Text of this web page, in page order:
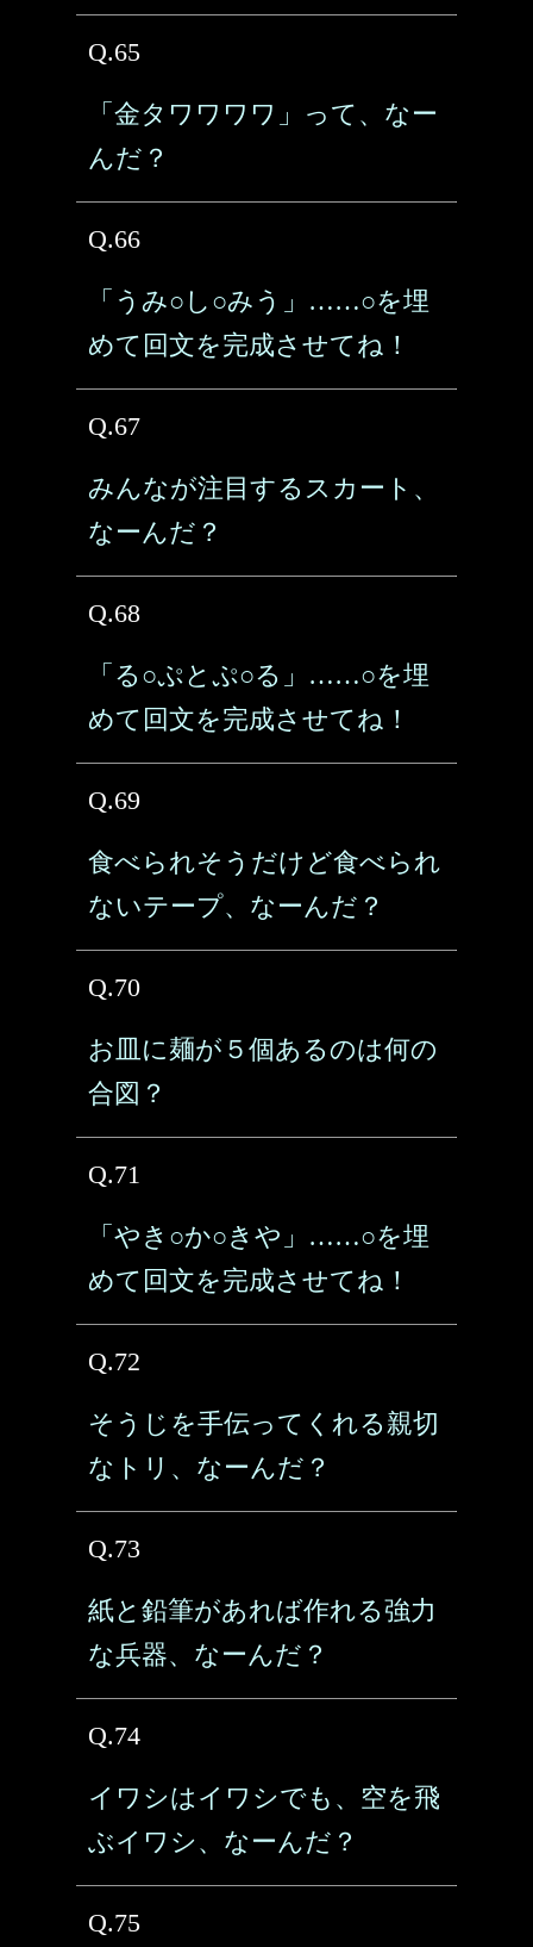
Q.65
「金タワワワワ」って、なー
んだ？
Q.66
「うみ○し○みう」……○を埋
めて回文を完成させてね！
Q.67
みんなが注目するスカート、
なーんだ？
Q.68
「る○ぷとぷ○る」……○を埋
めて回文を完成させてね！
Q.69
食べられそうだけど食べられ
ないテープ、なーんだ？
Q.70
お皿に麺が５個あるのは何の
合図？
Q.71
「やき○か○きや」……○を埋
めて回文を完成させてね！
Q.72
そうじを手伝ってくれる親切
なトリ、なーんだ？
Q.73
紙と鉛筆があれば作れる強力
な兵器、なーんだ？
Q.74
イワシはイワシでも、空を飛
ぶイワシ、なーんだ？
Q.75